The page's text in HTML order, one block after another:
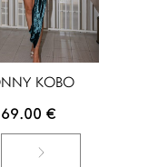
KOBO
69.00 €